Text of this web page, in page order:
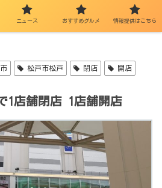
松戸市松戸 閉店 開店
1店舗閉店 1店舗開店
ニュース おすすめグルメ 情報提供はこちら